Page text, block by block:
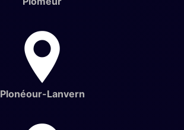
Plonéour-Lanvern